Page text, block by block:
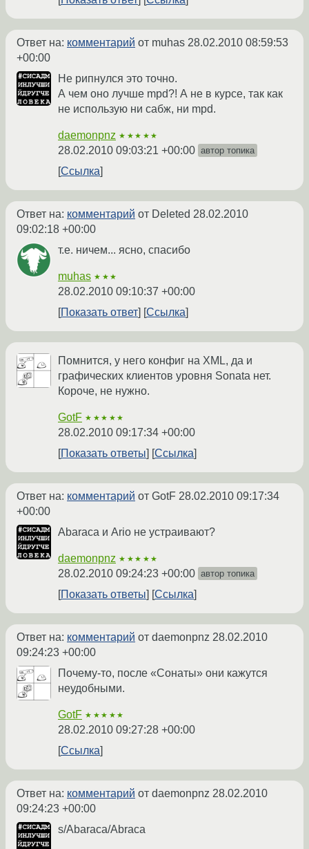
Ответ на: комментарий от muhas 28.02.2010 08:59:53
+00:00
Не рипнулся это точно.
А чем оно лучше mpd?! А не в курсе, так как
не использую ни сабж, ни mpd.
daemonpnz ★★★★★
28.02.2010 09:03:21 +00:00 автор топика
Ссылка
Ответ на: комментарий от Deleted 28.02.2010
09:02:18 +00:00
т.е. ничем... ясно, спасибо
muhas ★★★
28.02.2010 09:10:37 +00:00
Показать ответ
Ссылка
Помнится, у него конфиг на XML, да и
графических клиентов уровня Sonata нет.
Короче, не нужно.
GotF ★★★★★
28.02.2010 09:17:34 +00:00
Показать ответы
Ссылка
Ответ на: комментарий от GotF 28.02.2010 09:17:34
+00:00
Abaraca и Ario не устраивают?
daemonpnz ★★★★★
28.02.2010 09:24:23 +00:00 автор топика
Показать ответы Ссылка
Ответ на: комментарий от daemonpnz 28.02.2010
09:24:23 +00:00
Почему-то, после «Сонаты» они кажутся
неудобными.
GotF ★★★★★
28.02.2010 09:27:28 +00:00
Ссылка
Ответ на: комментарий от daemonpnz 28.02.2010
09:24:23 +00:00
s/Abaraca/Abraca